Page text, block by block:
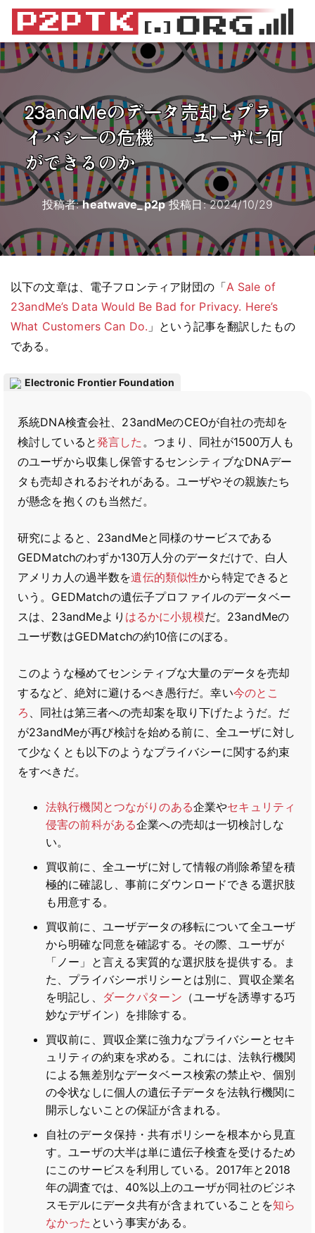
23andMeのデータ売却とプラ
イバシーの危機――ユーザに何
ができるのか
投稿者:heatwave_p2p投稿日:2024/10/29
以下の文章は、電子フロンティア財団の「A Sale of
23andMe’s Data Would Be Bad for Privacy. Here’s
What Customers Can Do. 」という記事を翻訳したもの
である。
Electronic Frontier Foundation
系統DNA検査会社、23andMeのCEOが自社の売却を
検討していると発言した 。つまり、同社が1500万人も
のユーザから収集し保管するセンシティブなDNAデー
タも売却されるおそれがある。ユーザやその親族たち
が懸念を抱くのも当然だ。
研究によると、23andMeと同様のサービスである
GEDMatchのわずか130万人分のデータだけで、白人
アメリカ人の過半数を遺伝的類似性から特定できると
いう。GEDMatchの遺伝子プロファイルのデータベー
スは、23andMeより はるかに小規模だ。23andMeの
ユーザ数はGEDMatchの約10倍にのぼる。
このような極めてセンシティブな大量のデータを売却
するなど、絶対に避けるべき愚行だ。幸い今のとこ
ろ 、同社は第三者への売却案を取り下げたようだ。だ
が23andMeが再び検討を始める前に、全ユーザに対し
て少なくとも以下のようなプライバシーに関する約束
をすべきだ。
法執行機関とつながりのある企業やセキュリティ
侵害の前科がある企業への売却は一切検討しな
い。
買収前に、全ユーザに対して情報の削除希望を積
極的に確認し、事前にダウンロードできる選択肢
も用意する。
買収前に、ユーザデータの移転について全ユーザ
から明確な同意を確認する。その際、ユーザが
「ノー」と言える実質的な選択肢を提供する。ま
た、プライバシーポリシーとは別に、買収企業名
を明記し、
ダークパターン （ユーザを誘導する巧
妙なデザイン）を排除する。
買収前に、買収企業に強力なプライバシーとセキ
ュリティの約束を求める。これには、法執行機関
による無差別なデータベース検索の禁止や、個別
の令状なしに個人の遺伝子データを法執行機関に
開示しないことの保証が含まれる。
自社のデータ保持・共有ポリシーを根本から見直
す。ユーザの大半は単に遺伝子検査を受けるため
にこのサービスを利用している。2017年と2018
年の調査では、40%以上のユーザが同社のビジネ
スモデルにデータ共有が含まれていることを知ら
なかった という事実がある。